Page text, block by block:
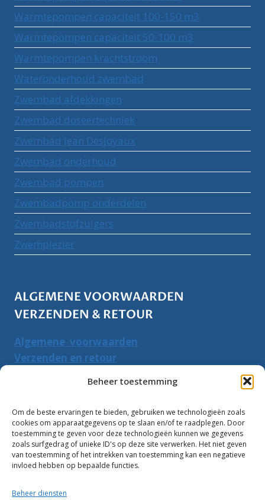
Beheer toestemming
Om de beste ervaringen te bieden, gebruiken we technologieën zoals
cookies om apparaatgegevens op te slaan en/of te raadplegen. Door
toestemming te geven voor deze technologieën kunnen we gegevens
zoals surfgedrag of unieke ID's op deze site verwerken. Het niet geven
van toestemming of het intrekken van toestemming kan een negatieve
invloed hebben op bepaalde functies.
Beheer diensten
Warmtepompen capaciteit 100-150 m3
Warmtepompen capaciteit 50-100 m3
Warmtepompen krachtstroom
Wateronderhoud zwembad
Zwembad afdekkingen
Zwembad doseertechniek
Zwembad Jean Desjoyaux
Zwembad onderhoud
Zwembad pompen
Zwembadpomp onderdelen
Zwembadstofzuigers
Zwemplezier
ALGEMENE VOORWAARDEN
VERZENDEN & RETOUR
Algemene voorwaarden
Verzenden en retour
PRODUCTEN ZOEKEN
Zoeken
naar:
Zoeken
10